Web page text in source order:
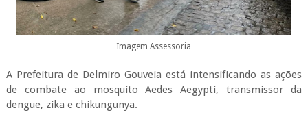
Imagem Assessoria
A Prefeitura de Delmiro Gouveia está intensificando as ações
de combate ao mosquito Aedes Aegypti, transmissor da
dengue, zika e chikungunya.